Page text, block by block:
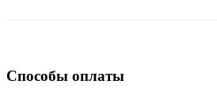
Способы оплаты